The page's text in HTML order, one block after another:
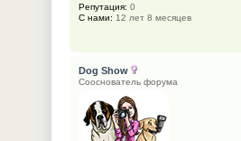
Репутация: 0
С нами: 12 лет 8 месяцев
Dog Show
Сооснователь форума